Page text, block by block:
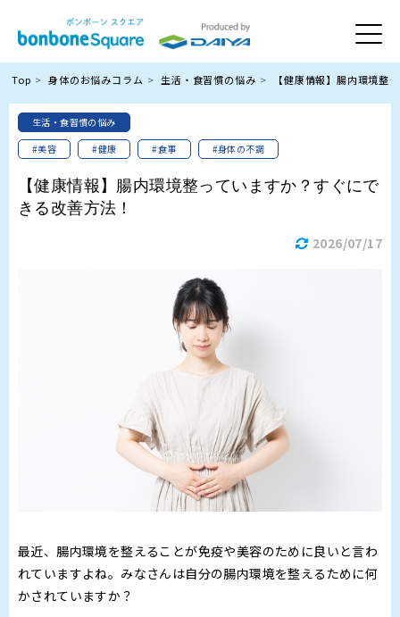
Top 身体のお悩みコラム 生活・食習慣の悩み 【健康情報】腸内環境整
生活・食習慣の悩み
#美容
#健康 #食事 #身体の不調
【健康情報】腸内環境整っていますか？すぐにで
きる改善方法！
2026/07/17
最近、腸内環境を整えることが免疫や美容のために良いと言わ
れていますよね。みなさんは自分の腸内環境を整えるために何
かされていますか？